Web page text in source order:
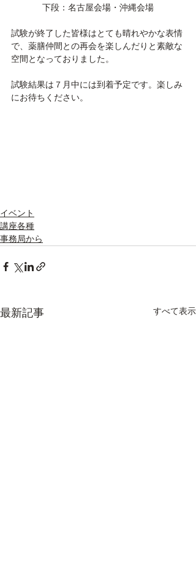
下段：名古屋会場・沖縄会場
試験が終了した皆様はとても晴れやかな表情
で、薬膳仲間との再会を楽しんだりと素敵な
空間となっておりました。
試験結果は７月中には到着予定です。楽しみ
にお待ちください。
イベント
講座各種
事務局から
最新記事 すべて表示